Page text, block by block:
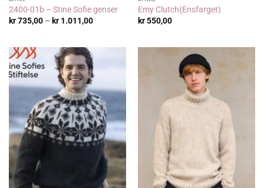
2400-01b – Stine Sofie genser
kr735,00 – kr1.011,00Prisområde:
Emy Clutch(Ensfarget)
kr550,00